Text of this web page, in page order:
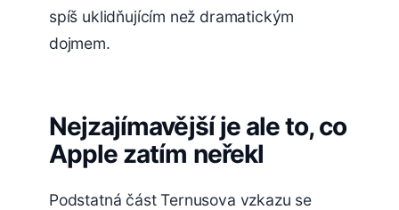
spíš uklidňujícím než dramatickým
dojmem.
Nejzajímavější je ale to, co
Apple zatím neřekl
Podstatná část Ternusova vzkazu se